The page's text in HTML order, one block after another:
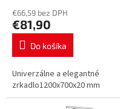
€66,59 bez DPH
€81,90
Do košíka
Univerzálne a elegantné
zrkadlo1200x700x20 mm